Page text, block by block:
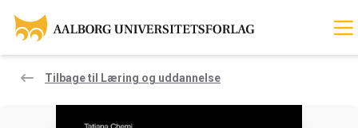
Tilbage til Læring og uddannelse